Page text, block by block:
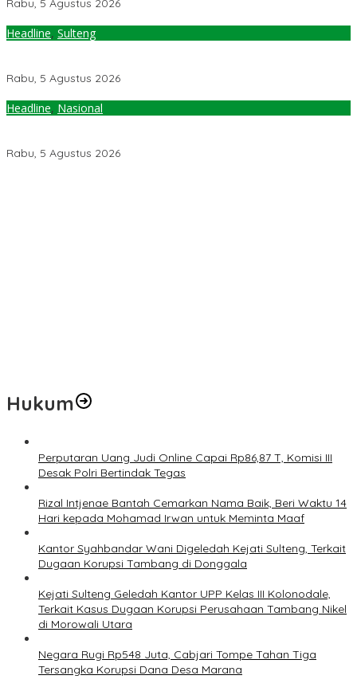
Rabu, 5 Agustus 2026
Headline, Sulteng
Rabu, 5 Agustus 2026
Headline, Nasional
Rabu, 5 Agustus 2026
Hukum
Perputaran Uang Judi Online Capai Rp86,87 T, Komisi III
Desak Polri Bertindak Tegas
Rizal Intjenae Bantah Cemarkan Nama Baik, Beri Waktu 14
Hari kepada Mohamad Irwan untuk Meminta Maaf
Kantor Syahbandar Wani Digeledah Kejati Sulteng, Terkait
Dugaan Korupsi Tambang di Donggala
Kejati Sulteng Geledah Kantor UPP Kelas III Kolonodale,
Terkait Kasus Dugaan Korupsi Perusahaan Tambang Nikel
di Morowali Utara
Negara Rugi Rp548 Juta, Cabjari Tompe Tahan Tiga
Tersangka Korupsi Dana Desa Marana